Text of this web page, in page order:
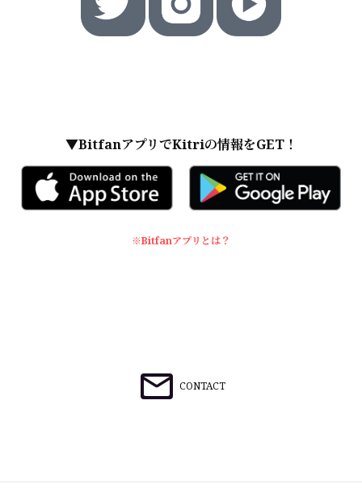
▼BitfanアプリでKitriの情報をGET！
※Bitfanアプリとは？
CONTACT